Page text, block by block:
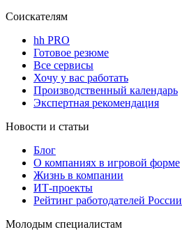
Соискателям
hh PRO
Готовое резюме
Все сервисы
Хочу у вас работать
Производственный календарь
Экспертная рекомендация
Новости и статьи
Блог
О компаниях в игровой форме
Жизнь в компании
ИТ-проекты
Рейтинг работодателей России
Молодым специалистам